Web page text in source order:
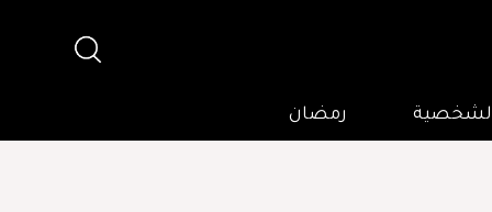
الشخصية رمضان